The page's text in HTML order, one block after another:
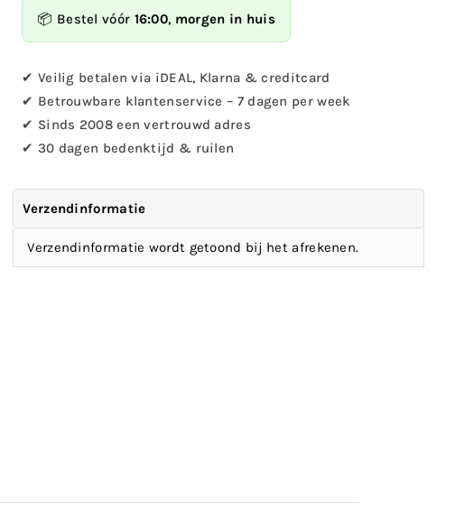
DecoBird
-
erhöhen
📦 Bestel vóór 16:00, morgen in huis
✔ Veilig betalen via iDEAL, Klarna & creditcard
✔ Betrouwbare klantenservice – 7 dagen per week
✔ Sinds 2008 een vertrouwd adres
✔ 30 dagen bedenktijd & ruilen
Verzendinformatie
Verzendinformatie wordt getoond bij het afrekenen.